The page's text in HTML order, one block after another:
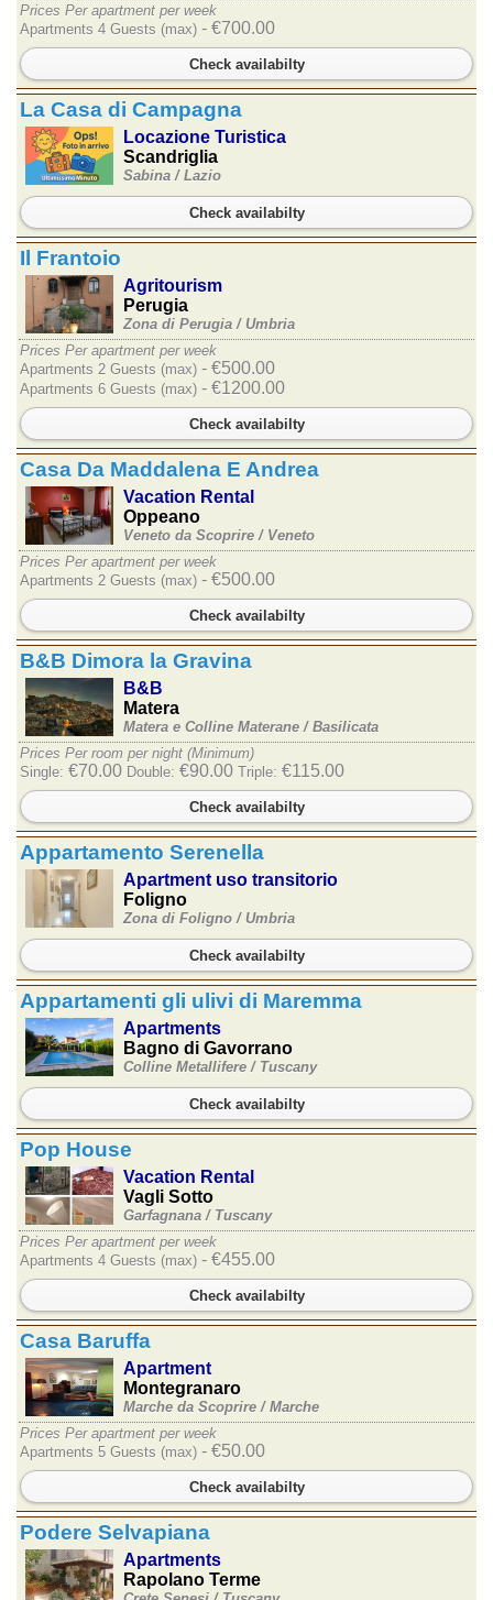
Prices Per apartment per week
Apartments 4 Guests (max) - €700.00
Check availabilty
La Casa di Campagna
Locazione Turistica
Scandriglia
Sabina / Lazio
Check availabilty
Il Frantoio
Agritourism
Perugia
Zona di Perugia / Umbria
Prices Per apartment per week
Apartments 2 Guests (max) - €500.00
Apartments 6 Guests (max) - €1200.00
Check availabilty
Casa Da Maddalena E Andrea
Vacation Rental
Oppeano
Veneto da Scoprire / Veneto
Prices Per apartment per week
Apartments 2 Guests (max) - €500.00
Check availabilty
B&B Dimora la Gravina
B&B
Matera
Matera e Colline Materane / Basilicata
Prices Per room per night (Minimum)
Single: €70.00 Double: €90.00 Triple: €115.00
Check availabilty
Appartamento Serenella
Apartment uso transitorio
Foligno
Zona di Foligno / Umbria
Check availabilty
Appartamenti gli ulivi di Maremma
Apartments
Bagno di Gavorrano
Colline Metallifere / Tuscany
Check availabilty
Pop House
Vacation Rental
Vagli Sotto
Garfagnana / Tuscany
Prices Per apartment per week
Apartments 4 Guests (max) - €455.00
Check availabilty
Casa Baruffa
Apartment
Montegranaro
Marche da Scoprire / Marche
Prices Per apartment per week
Apartments 5 Guests (max) - €50.00
Check availabilty
Podere Selvapiana
Apartments
Rapolano Terme